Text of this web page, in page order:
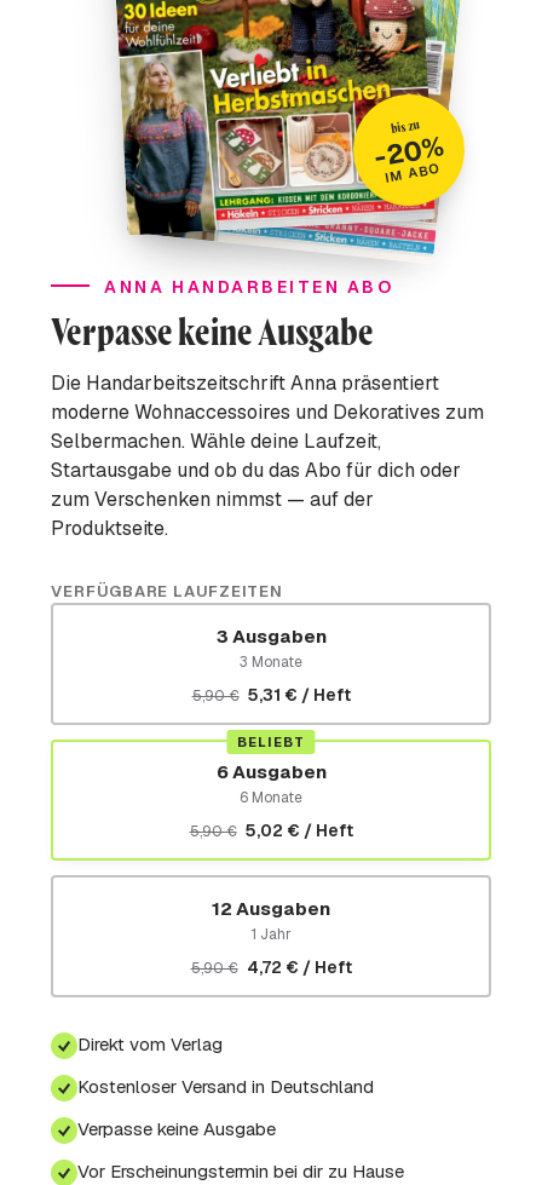
bis zu
-20%
IM ABO
ANNA HANDARBEITEN ABO
Verpasse keine Ausgabe
Die Handarbeitszeitschrift Anna präsentiert
moderne Wohnaccessoires und Dekoratives zum
Selbermachen. Wähle deine Laufzeit,
Startausgabe und ob du das Abo für dich oder
zum Verschenken nimmst — auf der
Produktseite.
VERFÜGBARE LAUFZEITEN
3 Ausgaben
3 Monate
5,90 € 5,31 € / Heft
BELIEBT
6 Ausgaben
6 Monate
5,90 € 5,02 € / Heft
12 Ausgaben
1 Jahr
5,90 € 4,72 € / Heft
Direkt vom Verlag
Kostenloser Versand in Deutschland
Verpasse keine Ausgabe
Vor Erscheinungstermin bei dir zu Hause